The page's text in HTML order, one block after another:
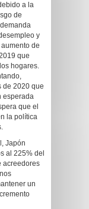
a la
de
y
de
que
hogares.
de 2020 que
esperada
que el
la política
Japón
al 225% del
acreedores
un